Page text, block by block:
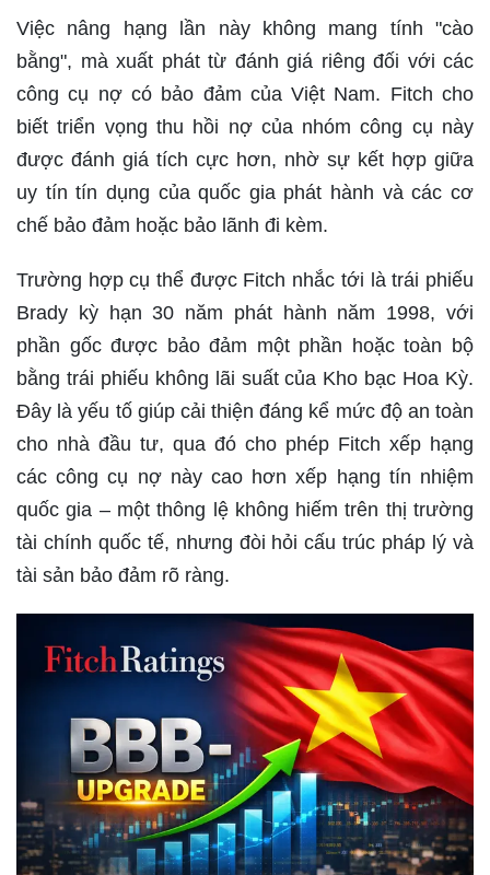
Việc nâng hạng lần này không mang tính "cào
bằng", mà xuất phát từ đánh giá riêng đối với các
công cụ nợ có bảo đảm của Việt Nam. Fitch cho
biết triển vọng thu hồi nợ của nhóm công cụ này
được đánh giá tích cực hơn, nhờ sự kết hợp giữa
uy tín tín dụng của quốc gia phát hành và các cơ
chế bảo đảm hoặc bảo lãnh đi kèm.
Trường hợp cụ thể được Fitch nhắc tới là trái phiếu
Brady kỳ hạn 30 năm phát hành năm 1998, với
phần gốc được bảo đảm một phần hoặc toàn bộ
bằng trái phiếu không lãi suất của Kho bạc Hoa Kỳ.
Đây là yếu tố giúp cải thiện đáng kể mức độ an toàn
cho nhà đầu tư, qua đó cho phép Fitch xếp hạng
các công cụ nợ này cao hơn xếp hạng tín nhiệm
quốc gia – một thông lệ không hiếm trên thị trường
tài chính quốc tế, nhưng đòi hỏi cấu trúc pháp lý và
tài sản bảo đảm rõ ràng.